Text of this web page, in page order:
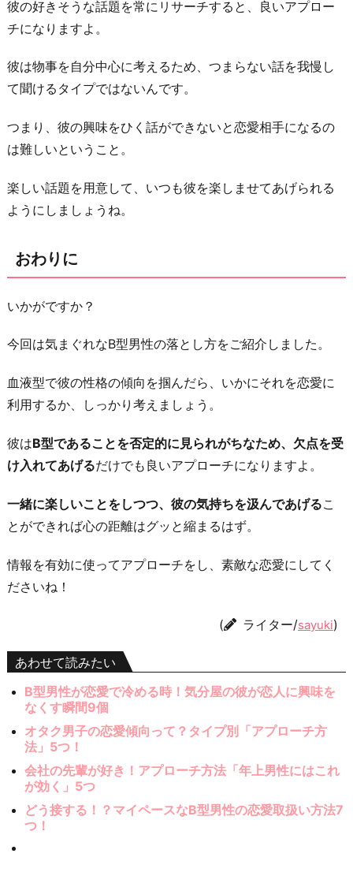
彼の好きそうな話題を常にリサーチすると、良いアプロー
チになりますよ。
彼は物事を自分中心に考えるため、つまらない話を我慢し
て聞けるタイプではないんです。
つまり、彼の興味をひく話ができないと恋愛相手になるの
は難しいということ。
楽しい話題を用意して、いつも彼を楽しませてあげられる
ようにしましょうね。
おわりに
いかがですか？
今回は気まぐれなB型男性の落とし方をご紹介しました。
血液型で彼の性格の傾向を掴んだら、いかにそれを恋愛に
利用するか、しっかり考えましょう。
彼はB型であることを否定的に見られがちなため、欠点を受
け入れてあげるだけでも良いアプローチになりますよ。
一緒に楽しいことをしつつ、彼の気持ちを汲んであげるこ
とができれば心の距離はグッと縮まるはず。
情報を有効に使ってアプローチをし、素敵な恋愛にしてく
ださいね！
( ライター/sayuki)
あわせて読みたい
B型男性が恋愛で冷める時！気分屋の彼が恋人に興味を
なくす瞬間9個
オタク男子の恋愛傾向って？タイプ別「アプローチ方
法」5つ！
会社の先輩が好き！アプローチ方法「年上男性にはこれ
が効く」5つ
どう接する！？マイペースなB型男性の恋愛取扱い方法7
つ！